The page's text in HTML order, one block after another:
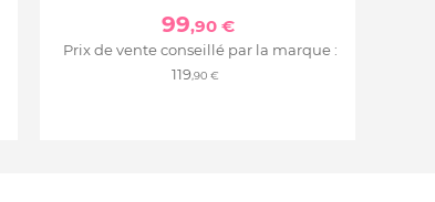
99,90 €
Prix de vente conseillé par la marque :
119,90 €